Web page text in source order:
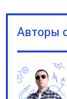
Авторы